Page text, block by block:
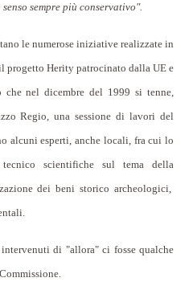
sempre più conservativo".
le numerose iniziative realizzate in
progetto Herity patrocinato dalla UE e
che nel dicembre del 1999 si tenne,
Regio, una sessione di lavori del
alcuni esperti, anche locali, fra cui lo
scientifiche sul tema della
dei beni storico archeologici,
di "allora" ci fosse qualche